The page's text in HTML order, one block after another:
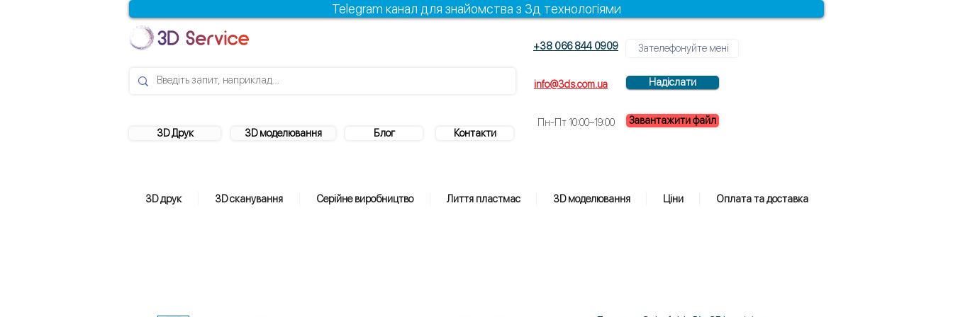
Telegram канал для знайомства з 3д технологіями
3D Друк 3D моделювання Блог Контакти
+38 066 844 0909
info@3ds.com.ua Надіслати
Пн-Пт 10:00–19:00 Завантажити файл
3D друк 3D сканування Серійне виробництво Лиття пластмас 3D моделювання Ціни Оплата та доставка